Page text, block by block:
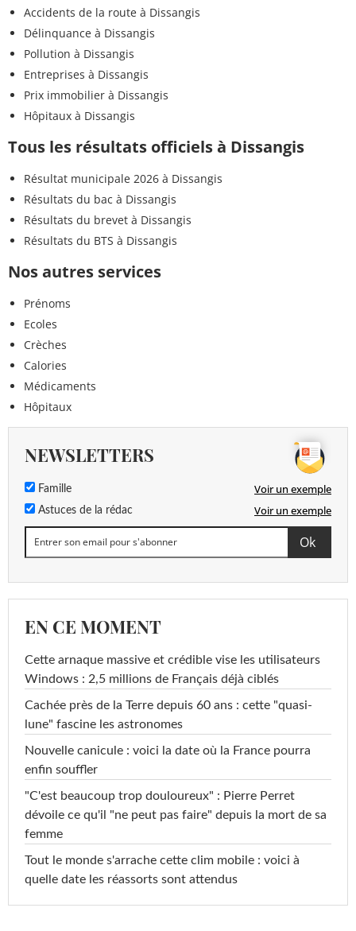
Accidents de la route à Dissangis
Délinquance à Dissangis
Pollution à Dissangis
Entreprises à Dissangis
Prix immobilier à Dissangis
Hôpitaux à Dissangis
Tous les résultats officiels à Dissangis
Résultat municipale 2026 à Dissangis
Résultats du bac à Dissangis
Résultats du brevet à Dissangis
Résultats du BTS à Dissangis
Nos autres services
Prénoms
Ecoles
Crèches
Calories
Médicaments
Hôpitaux
NEWSLETTERS
Famille Voir un exemple
Astuces de la rédac Voir un exemple
EN CE MOMENT
Cette arnaque massive et crédible vise les utilisateurs
Windows : 2,5 millions de Français déjà ciblés
Cachée près de la Terre depuis 60 ans : cette "quasi-
lune" fascine les astronomes
Nouvelle canicule : voici la date où la France pourra
enfin souffler
"C'est beaucoup trop douloureux" : Pierre Perret
dévoile ce qu'il "ne peut pas faire" depuis la mort de sa
femme
Tout le monde s'arrache cette clim mobile : voici à
quelle date les réassorts sont attendus